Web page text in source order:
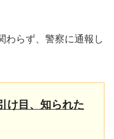
わらず、警察に通報し
け目、知られた